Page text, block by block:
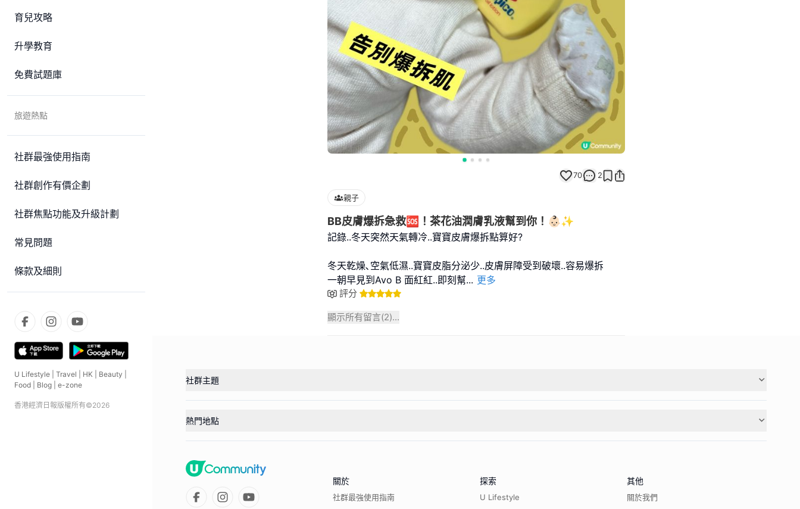
育兒攻略
升學教育
免費試題庫
旅遊熱點
社群最強使用指南
社群創作有價企劃
社群焦點功能及升級計劃
常見問題
條款及細則
U Lifestyle Travel HK Beauty
Food
Blog e-zone
香港經濟日報版權所有©2026
70 2
親子
BB皮膚爆拆急救🆘！茶花油潤膚乳液幫到你！👶🏻✨
記錄..冬天突然天氣轉冷..寶寶皮膚爆拆點算好?
冬天乾燥､空氣低濕..寶寶皮脂分泌少..皮膚屏障受到破壞..容易爆拆
一朝早見到Avo B 面紅紅..即刻幫... 更多
評分
顯示所有留言(2)...
社群主題
熱門地點
關於
社群最強使用指南
探索
U Lifestyle
其他
關於我們